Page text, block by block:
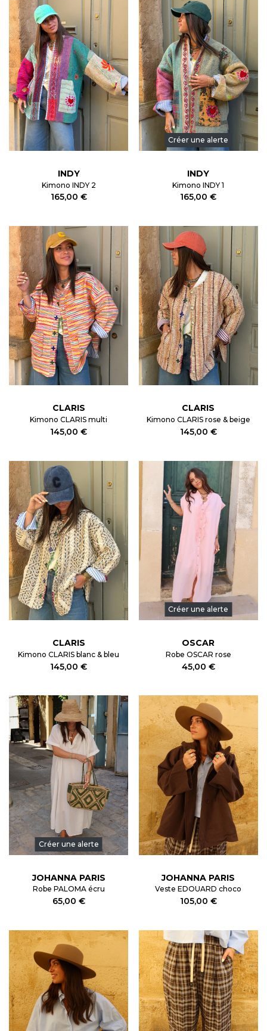
INDY
Kimono INDY 2
165,00 €
Créer une alerte
INDY
Kimono INDY 1
165,00 €
CLARIS
Kimono CLARIS multi
145,00 €
CLARIS
Kimono CLARIS rose & beige
145,00 €
CLARIS
Kimono CLARIS blanc & bleu
145,00 €
Créer une alerte
OSCAR
Robe OSCAR rose
45,00 €
Créer une alerte
JOHANNA PARIS
Robe PALOMA écru
65,00 €
JOHANNA PARIS
Veste EDOUARD choco
105,00 €